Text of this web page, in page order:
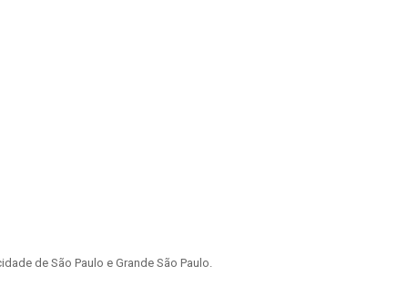
de São Paulo e Grande São Paulo.